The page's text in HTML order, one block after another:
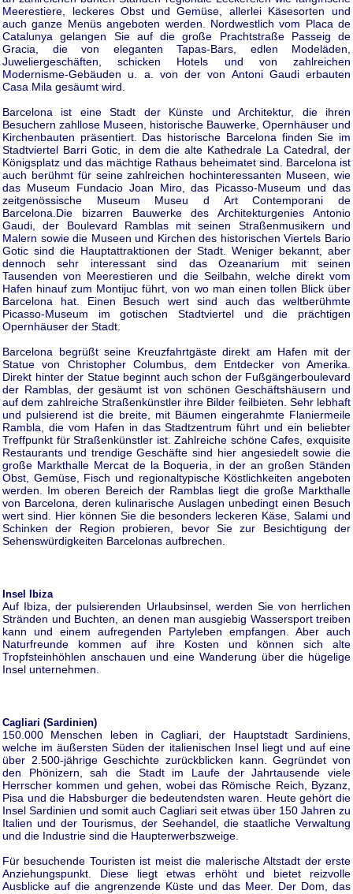
Meerestiere, leckeres Obst und Gemüse, allerlei Käsesorten und
auch ganze Menüs angeboten werden. Nordwestlich vom Placa de
Catalunya gelangen Sie auf die große Prachtstraße Passeig de
Gracia, die von eleganten Tapas-Bars, edlen Modeläden,
Juweliergeschäften, schicken Hotels und von zahlreichen
Modernisme-Gebäuden u. a. von der von Antoni Gaudi erbauten
Casa Mila gesäumt wird.
Barcelona ist eine Stadt der Künste und Architektur, die ihren
Besuchern zahllose Museen, historische Bauwerke, Opernhäuser und
Kirchenbauten präsentiert. Das historische Barcelona finden Sie im
Stadtviertel Barri Gotic, in dem die alte Kathedrale La Catedral, der
Königsplatz und das mächtige Rathaus beheimatet sind. Barcelona ist
auch berühmt für seine zahlreichen hochinteressanten Museen, wie
das Museum Fundacio Joan Miro, das Picasso-Museum und das
zeitgenössische Museum Museu d Art Contemporani de
Barcelona.Die bizarren Bauwerke des Architekturgenies Antonio
Gaudi, der Boulevard Ramblas mit seinen Straßenmusikern und
Malern sowie die Museen und Kirchen des historischen Viertels Bario
Gotic sind die Hauptattraktionen der Stadt. Weniger bekannt, aber
dennoch sehr interessant sind das Ozeanarium mit seinen
Tausenden von Meerestieren und die Seilbahn, welche direkt vom
Hafen hinauf zum Montijuc führt, von wo man einen tollen Blick über
Barcelona hat. Einen Besuch wert sind auch das weltberühmte
Picasso-Museum im gotischen Stadtviertel und die prächtigen
Opernhäuser der Stadt.
Barcelona begrüßt seine Kreuzfahrtgäste direkt am Hafen mit der
Statue von Christopher Columbus, dem Entdecker von Amerika.
Direkt hinter der Statue beginnt auch schon der Fußgängerboulevard
der Ramblas, der gesäumt ist von schönen Geschäftshäusern und
auf dem zahlreiche Straßenkünstler ihre Bilder feilbieten. Sehr lebhaft
und pulsierend ist die breite, mit Bäumen eingerahmte Flaniermeile
Rambla, die vom Hafen in das Stadtzentrum führt und ein beliebter
Treffpunkt für Straßenkünstler ist. Zahlreiche schöne Cafes, exquisite
Restaurants und trendige Geschäfte sind hier angesiedelt sowie die
große Markthalle Mercat de la Boqueria, in der an großen Ständen
Obst, Gemüse, Fisch und regionaltypische Köstlichkeiten angeboten
werden. Im oberen Bereich der Ramblas liegt die große Markthalle
von Barcelona, deren kulinarische Auslagen unbedingt einen Besuch
wert sind. Hier können Sie die besonders leckeren Käse, Salami und
Schinken der Region probieren, bevor Sie zur Besichtigung der
Sehenswürdigkeiten Barcelonas aufbrechen.
Insel Ibiza
Auf Ibiza, der pulsierenden Urlaubsinsel, werden Sie von herrlichen
Stränden und Buchten, an denen man ausgiebig Wassersport treiben
kann und einem aufregenden Partyleben empfangen. Aber auch
Naturfreunde kommen auf ihre Kosten und können sich alte
Tropfsteinhöhlen anschauen und eine Wanderung über die hügelige
Insel unternehmen.
Cagliari (Sardinien)
150.000 Menschen leben in Cagliari, der Hauptstadt Sardiniens,
welche im äußersten Süden der italienischen Insel liegt und auf eine
über 2.500-jährige Geschichte zurückblicken kann. Gegründet von
den Phönizern, sah die Stadt im Laufe der Jahrtausende viele
Herrscher kommen und gehen, wobei das Römische Reich, Byzanz,
Pisa und die Habsburger die bedeutendsten waren. Heute gehört die
Insel Sardinien und somit auch Cagliari seit etwas über 150 Jahren zu
Italien und der Tourismus, der Seehandel, die staatliche Verwaltung
und die Industrie sind die Haupterwerbszweige.
Für besuchende Touristen ist meist die malerische Altstadt der erste
Anziehungspunkt. Diese liegt etwas erhöht und bietet reizvolle
Ausblicke auf die angrenzende Küste und das Meer. Der Dom, das